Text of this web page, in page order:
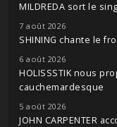
MILDREDA sort le
7 août 2026
SHINING chante le
6 août 2026
HOLISSSTIK nous
cauchemardesque
5 août 2026
JOHN CARPENTER